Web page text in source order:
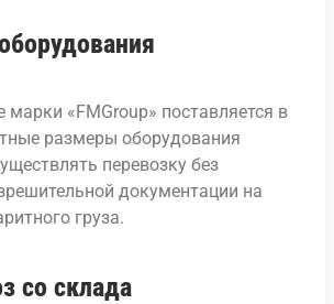
марки «FMGroup» поставляется в
размеры оборудования
перевозку без
документации на
груза.
со склада